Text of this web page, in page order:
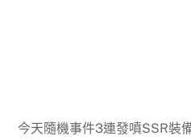
今天隨機事件3連發噴SSR裝